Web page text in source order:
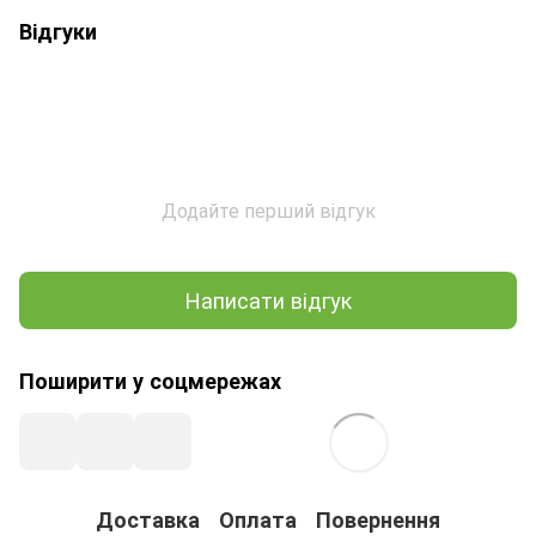
Відгуки
Додайте перший відгук
Написати відгук
Поширити у соцмережах
Доставка Оплата Повернення